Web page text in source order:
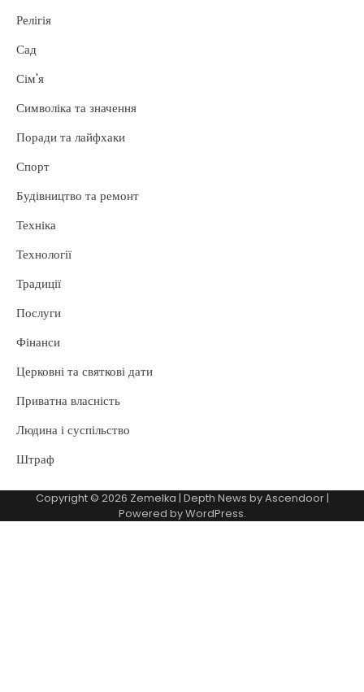
Релігія
Сад
Сім'я
Символіка та значення
Поради та лайфхаки
Спорт
Будівництво та ремонт
Техніка
Технології
Традиції
Послуги
Фінанси
Церковні та святкові дати
Приватна власність
Людина і суспільство
Штраф
Copyright © 2026 Zemelka | Depth News byAscendoor|
Powered byWordPress.